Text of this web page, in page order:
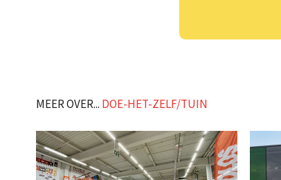
MEER OVER... DOE-HET-ZELF/TUIN